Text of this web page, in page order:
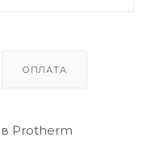
ОПЛАТА
Protherm